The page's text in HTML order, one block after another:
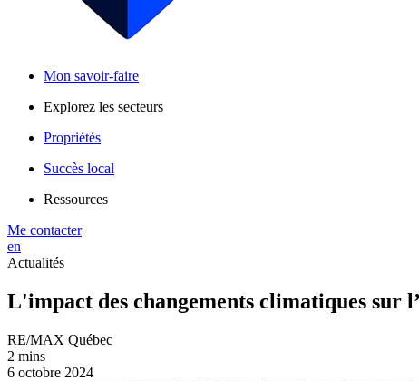
Mon savoir-faire
Explorez les secteurs
Propriétés
Succès local
Ressources
Me contacter
en
Actualités
L'impact des changements climatiques sur
RE/MAX Québec
2 mins
6 octobre 2024